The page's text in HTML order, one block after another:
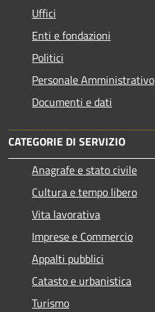
Uffici
Enti e fondazioni
Politici
Personale Amministrativo
Documenti e dati
CATEGORIE DI SERVIZIO
Anagrafe e stato civile
Cultura e tempo libero
Vita lavorativa
Imprese e Commercio
Appalti pubblici
Catasto e urbanistica
Turismo